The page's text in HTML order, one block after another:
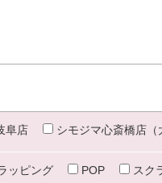
阜店 シモジマ心斎橋店（
ッピング POP
スク